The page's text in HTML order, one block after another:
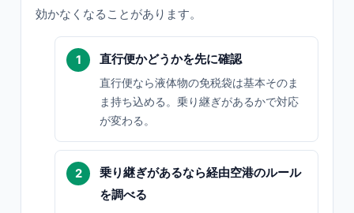
効かなくなることがあります。
直行便かどうかを先に確認
直行便なら液体物の免税袋は基本そのま
ま持ち込める。乗り継ぎがあるかで対応
が変わる。
乗り継ぎがあるなら経由空港のルール
を調べる